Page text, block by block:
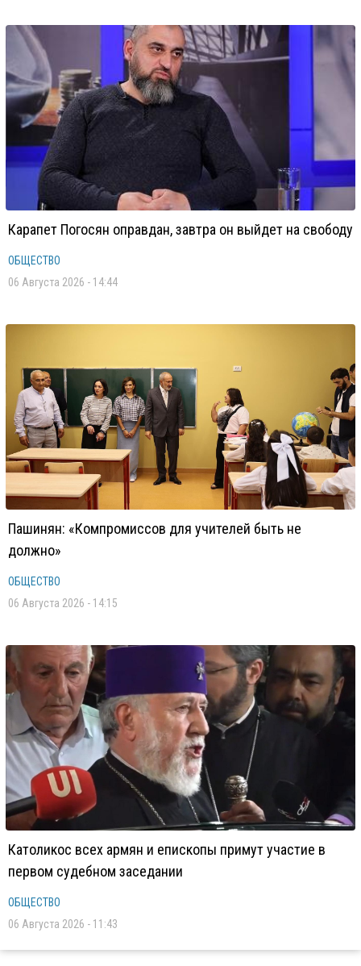
Карапет Погосян оправдан, завтра он выйдет на свободу
ОБЩЕСТВО
06 Августа 2026 - 14:44
Пашинян: «Компромиссов для учителей быть не
должно»
ОБЩЕСТВО
06 Августа 2026 - 14:15
Католикос всех армян и епископы примут участие в
первом судебном заседании
ОБЩЕСТВО
06 Августа 2026 - 11:43